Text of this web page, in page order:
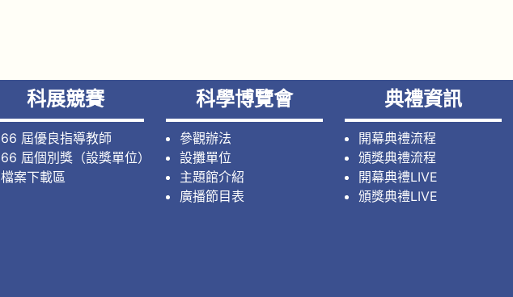
科展競賽
66 屆優良指導教師
66 屆個別獎（設獎單位）
檔案下載區
科學博覽會
參觀辦法
設攤單位
主題館介紹
廣播節目表
典禮資訊
開幕典禮流程
頒獎典禮流程
開幕典禮LIVE
頒獎典禮LIVE